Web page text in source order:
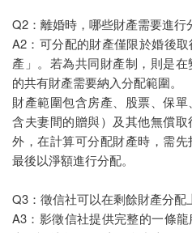
Q2：離婚時，哪些財產需要進行
A2：可分配的財產僅限於婚後
產」。若為共同財產制，則是
的共有財產需要納入分配範圍。
財產範圍包含房產、股票、保
含夫妻間的贈與）及其他無償
外，在計算可分配財產時，需先
最後以淨額進行分配。
Q3：徵信社可以在剩餘財產分配
A3：影徵信社提供完整的一條